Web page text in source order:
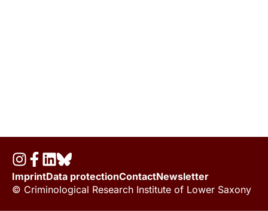
ImprintData protectionContactNewsletter
© Criminological Research Institute of Lower Saxony